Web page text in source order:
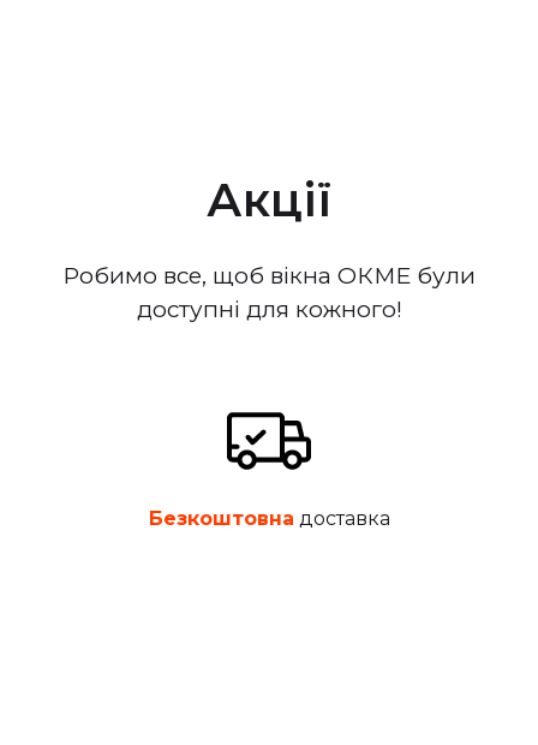
Акції
Робимо все, щоб вікна ОКМЕ були
доступні для кожного!
Безкоштовна доставка